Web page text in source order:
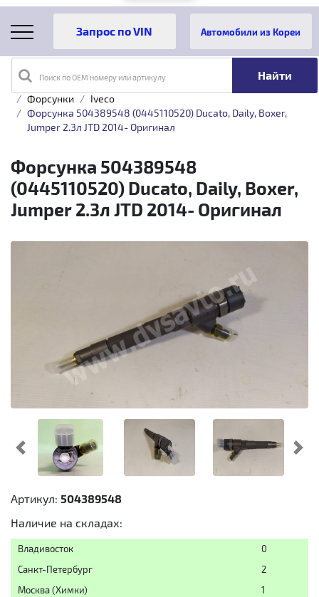
Поиск по OEM номеру или артикулу
Автомобили из Кореи
Главная Каталог товаров
Топливная аппаратура
Форсунки
Iveco
Форсунка 504389548 (0445110520) Ducato, Daily, Boxer,
Jumper 2.3л JTD 2014- Оригинал
Форсунка 504389548
(0445110520) Ducato, Daily, Boxer,
Jumper 2.3л JTD 2014- Оригинал
Предыдущий
Артикул: 504389548
Наличие на складах:
Владивосток
0
Санкт-Петербург
2
Москва (Химки)
1